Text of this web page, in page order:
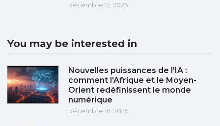
décembre 12, 2025
You may be interested in
Nouvelles puissances de l'IA :
comment l'Afrique et le Moyen-
Orient redéfinissent le monde
numérique
décembre 16, 2025